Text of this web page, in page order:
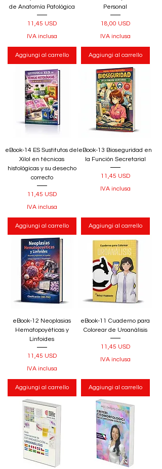
de Anatomía Patológica
Prezzo
11,45 USD
IVA inclusa
Aggiungi al carrello
Personal
Prezzo
18,00 USD
IVA inclusa
Aggiungi al carrello
eBook-14 ES Sustitutos del
Xilol en técnicas
histológicas y su desecho
correcto
Prezzo
11,45 USD
IVA inclusa
Aggiungi al carrello
eBook-13 Bioseguridad en
la Función Secretarial
Prezzo
11,45 USD
IVA inclusa
Aggiungi al carrello
eBook-12 Neoplasias
Hematopoyéticas y
Linfoides
Prezzo
11,45 USD
IVA inclusa
Aggiungi al carrello
eBook-11 Cuaderno para
Colorear de Uroanálisis
Prezzo
11,45 USD
IVA inclusa
Aggiungi al carrello